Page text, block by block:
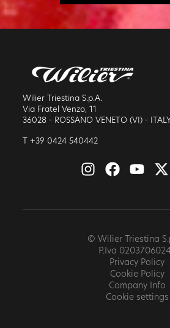
Wilier Triestina S.p.A.
Via Fratel Venzo, 11
36028 - ROSSANO VENETO (VI) -
T +39 0424 540442
© Wilier Triestina
P.Iva
Privacy Policy
Cookie Policy
Company Info
Cookie settings